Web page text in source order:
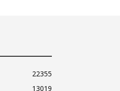
22355
13019